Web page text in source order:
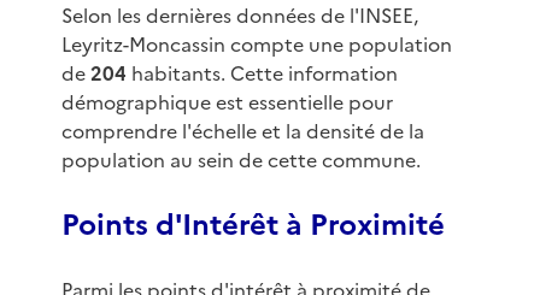
Selon les dernières données de l'INSEE,
Leyritz-Moncassin compte une population
de204 habitants. Cette information
démographique est essentielle pour
comprendre l'échelle et la densité de la
population au sein de cette commune.
Points d'Intérêt à Proximité